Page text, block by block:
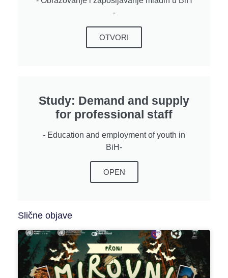
-
OTVORI
Study: Demand and supply
for professional staff
- Education and employment of youth in
BiH-
OPEN
Slične objave